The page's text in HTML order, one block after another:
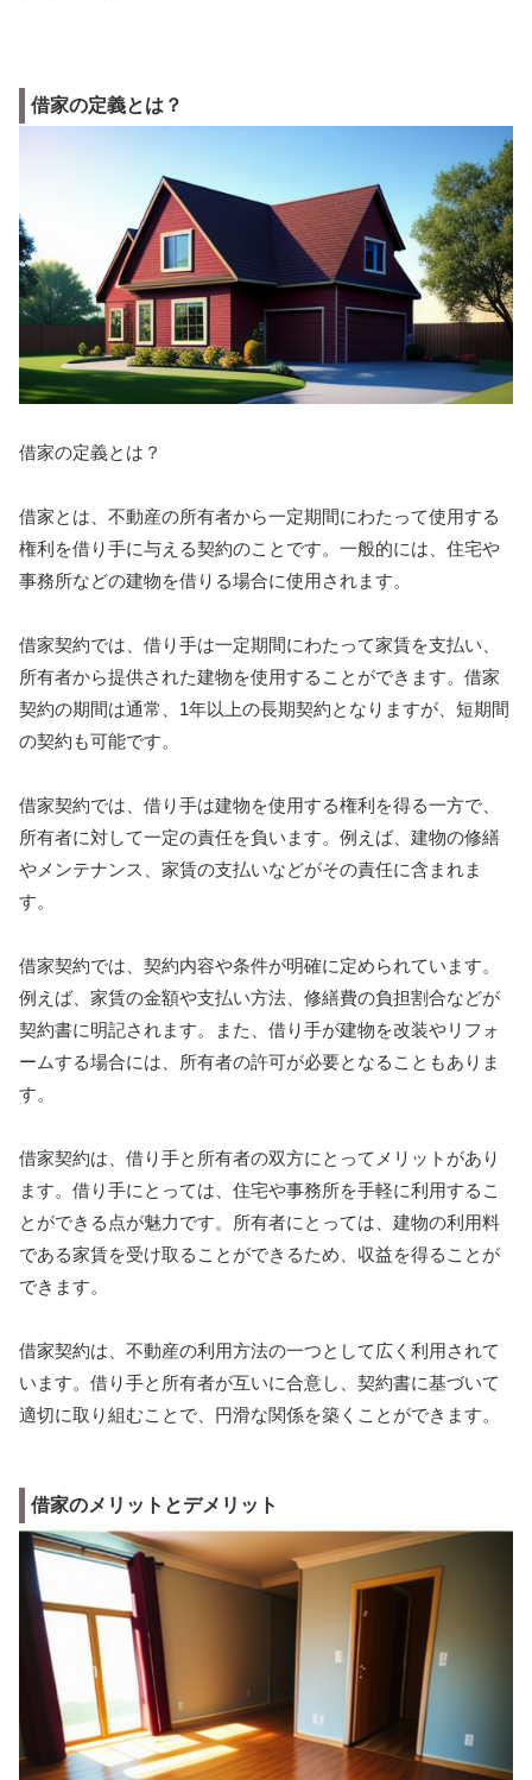
借家の定義とは？
借家の定義とは？
借家とは、不動産の所有者から一定期間にわたって使用する
権利を借り手に与える契約のことです。一般的には、住宅や
事務所などの建物を借りる場合に使用されます。
借家契約では、借り手は一定期間にわたって家賃を支払い、
所有者から提供された建物を使用することができます。借家
契約の期間は通常、1年以上の長期契約となりますが、短期間
の契約も可能です。
借家契約では、借り手は建物を使用する権利を得る一方で、
所有者に対して一定の責任を負います。例えば、建物の修繕
やメンテナンス、家賃の支払いなどがその責任に含まれま
す。
借家契約では、契約内容や条件が明確に定められています。
例えば、家賃の金額や支払い方法、修繕費の負担割合などが
契約書に明記されます。また、借り手が建物を改装やリフォ
ームする場合には、所有者の許可が必要となることもありま
す。
借家契約は、借り手と所有者の双方にとってメリットがあり
ます。借り手にとっては、住宅や事務所を手軽に利用するこ
とができる点が魅力です。所有者にとっては、建物の利用料
である家賃を受け取ることができるため、収益を得ることが
できます。
借家契約は、不動産の利用方法の一つとして広く利用されて
います。借り手と所有者が互いに合意し、契約書に基づいて
適切に取り組むことで、円滑な関係を築くことができます。
借家のメリットとデメリット